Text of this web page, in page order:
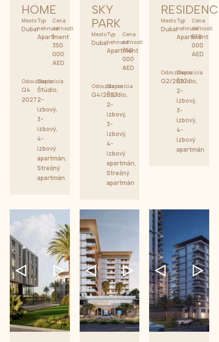
HOME
Mesto
Dubai
Typ
nehnuteľnosti
Apartment
Cena
od
1
350
000
AED
Odovzdanie
Q4
2027
Dispozícia
Štúdio,
2-
izbový,
3-
izbový,
4-
izbový
apartmán,
Strešný
apartmán
SKY
PARK
Mesto
Dubai
Typ
nehnuteľnosti
Apartment
Cena
od
750
000
AED
Odovzdanie
Q4/2027
Dispozícia
Štúdio,
2-
izbový,
3-
izbový,
4-
izbový
apartmán,
Strešný
apartmán
Mesto
Dubai
Typ
nehnuteľnosti
Apartment
Cena
od
619
000
AED
Odovzdanie
Q2/2027
Dispozícia
Štúdio,
2-
izbový,
3-
izbový,
4-
izbový
apartmán